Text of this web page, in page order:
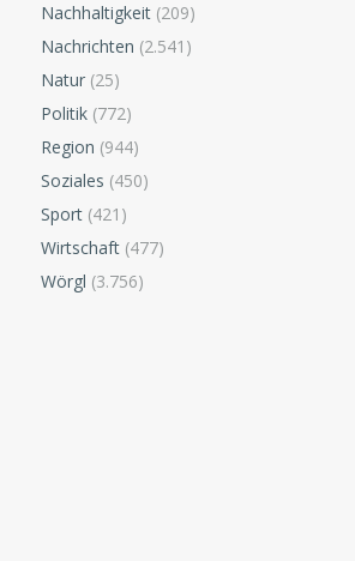
Nachhaltigkeit (209)
Nachrichten (2.541)
Natur (25)
Politik (772)
Region (944)
Soziales (450)
Sport (421)
Wirtschaft (477)
Wörgl (3.756)